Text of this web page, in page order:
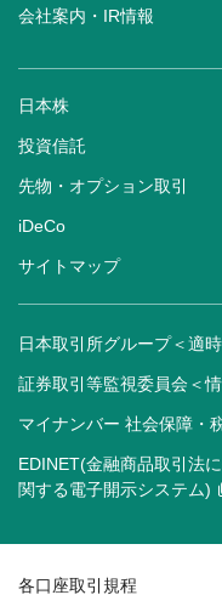
会社案内・IR情報
日本株
投資信託
先物・オプション取引
iDeCo
サイトマップ
日本取引所グループ＜適
証券取引等監視委員会＜
マイナンバー 社会保障・
EDINET(金融商品取引法
関する電子開示システム)
各口座取引規程